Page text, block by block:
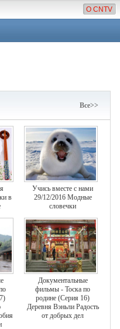
О CNTV
Все>>
в
Учись вместе с нами
29/12/2016 Модные
словечки
Документальные
фильмы - Тоска по
родине (Серия 16)
Деревня Вэньли Радость
от добрых дел